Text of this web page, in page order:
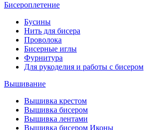
Бисероплетение
Бусины
Нить для бисера
Проволока
Бисерные иглы
Фурнитура
Для рукоделия и работы с бисером
Вышивание
Вышивка крестом
Вышивка бисером
Вышивка лентами
Вышивка бисером Иконы